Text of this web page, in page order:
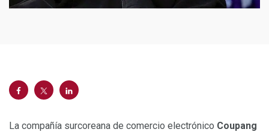
La compañía surcoreana de comercio electrónico Coupang